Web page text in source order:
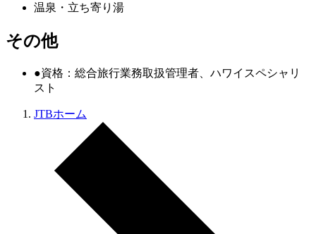
温泉・立ち寄り湯
その他
●資格：総合旅行業務取扱管理者、ハワイスペシャリ
スト
JTBホーム